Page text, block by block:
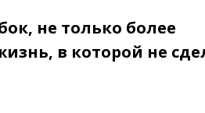
не только более
в которой не